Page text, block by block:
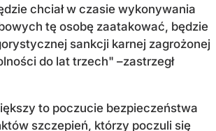
chciał w czasie wykonywania
tę osobę zaatakować, będzie
sankcji karnej zagrożonej
do lat trzech" –zastrzegł
to poczucie bezpieczeństwa
szczepień, którzy poczuli się